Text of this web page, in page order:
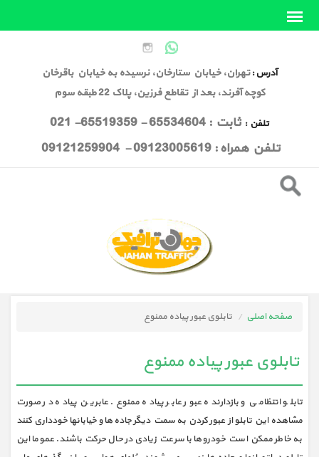
آدرس :تهران، خیابان ستارخان، نرسیده به خیابان باقرخان
کوچه آفرند، بعد از تقاطع فرزین، پلاک 22 طبقه سوم
تلفن : ثابت : 65534604 - 65519359- 021
تلفن همراه : 09123005619 - 09121259904
صفحه اصلی تابلوی عبور پیاده ممنوع
تابلوی عبور پیاده ممنوع
تابلو انتظامی و بازدارنده عبور عابر پیاده ممنوع. عابرین پیاده در صورت
مشاهده این تابلو از عبور کردن به سمت دیگر جاده ها و خیابانها خودداری کنند
به خاطر ممکن است خودروها با سرعت زیادی در حال حرکت باشند. عموما این